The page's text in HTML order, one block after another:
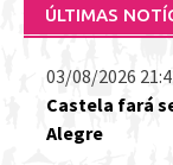
ÚLTIMAS
03/08/2026
Castela fará
Alegre